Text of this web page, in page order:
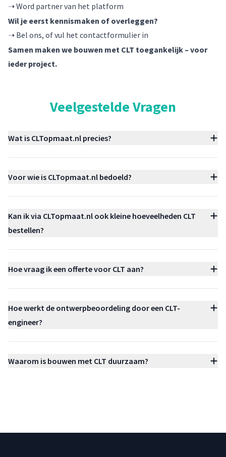
➝Word partner van het platform
Wil je eerst kennismaken of overleggen?
➝ Bel ons, ofvul het contactformulier in
Samen maken we bouwen met CLT toegankelijk – voor
ieder project.
Veelgestelde Vragen
Wat is CLTopmaat.nl precies?
Voor wie is CLTopmaat.nl bedoeld?
Kan ik via CLTopmaat.nl ook kleine hoeveelheden CLT
bestellen?
Hoe vraag ik een offerte voor CLT aan?
Hoe werkt de ontwerpbeoordeling door een CLT-
engineer?
Waarom is bouwen met CLT duurzaam?